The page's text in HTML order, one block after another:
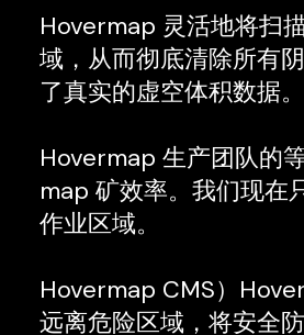
Hovermap 灵活地将扫
域，从而彻底清除所有
了真实的虚空体积数据。
Hovermap 生产团队的
map 矿效率。我们现在
作业区域。
Hovermap CMS）
远离危险区域，将安全防